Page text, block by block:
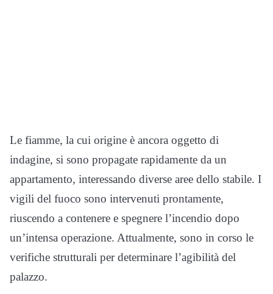
Le fiamme, la cui origine è ancora oggetto di
indagine, si sono propagate rapidamente da un
appartamento, interessando diverse aree dello stabile. I
vigili del fuoco sono intervenuti prontamente,
riuscendo a contenere e spegnere l’incendio dopo
un’intensa operazione. Attualmente, sono in corso le
verifiche strutturali per determinare l’agibilità del
palazzo.